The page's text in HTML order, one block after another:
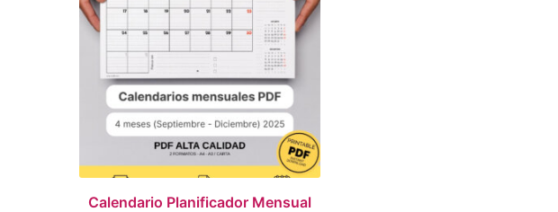
Calendario Planificador Mensual